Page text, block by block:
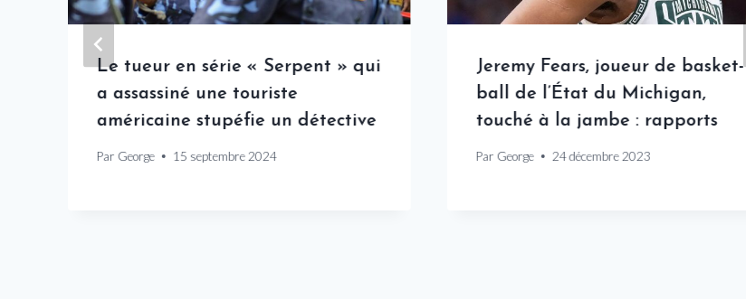
Le tueur en série « Serpent » qui
a assassiné une touriste
américaine stupéfie un détective
Par George 15 septembre 2024
Jeremy Fears, joueur de basket-
ball de l’État du Michigan,
touché à la jambe : rapports
Par George 24 décembre 2023